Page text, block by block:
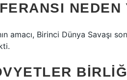
NEDEN
amacı, Birinci Dünya Savaşı